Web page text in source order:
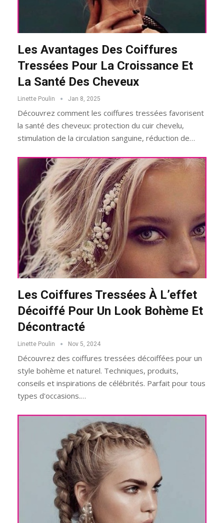
Les Avantages Des Coiffures
Tressées Pour La Croissance Et
La Santé Des Cheveux
Linette Poulin Jan 8, 2025
Découvrez comment les coiffures tressées favorisent
la santé des cheveux: protection du cuir chevelu,
stimulation de la circulation sanguine, réduction de…
Les Coiffures Tressées À L’effet
Décoiffé Pour Un Look Bohème Et
Décontracté
Linette Poulin Nov 5, 2024
Découvrez des coiffures tressées décoiffées pour un
style bohème et naturel. Techniques, produits,
conseils et inspirations de célébrités. Parfait pour tous
types d'occasions.…